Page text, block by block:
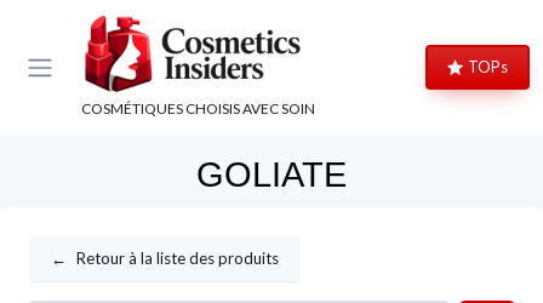
COSMÉTIQUES CHOISIS AVEC SOIN
TOPs
GOLIATE
← Retour à la liste des produits
Panneau de gestion des cookies